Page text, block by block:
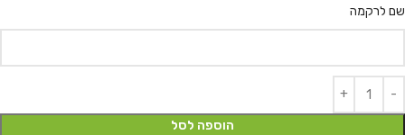
שם לרקמה
הוספה לסל